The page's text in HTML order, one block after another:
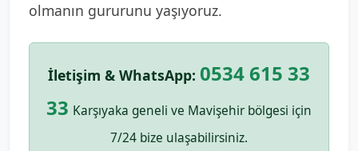
olmanın gururunu yaşıyoruz.
İletişim & WhatsApp: 0534 615 33
33 Karşıyaka geneli ve Mavişehir bölgesi için
7/24 bize ulaşabilirsiniz.